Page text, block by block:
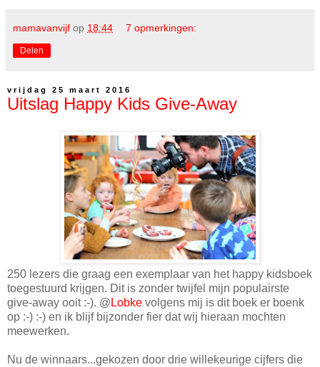
mamavanvijf op 18:44 7 opmerkingen:
Delen
vrijdag 25 maart 2016
Uitslag Happy Kids Give-Away
250 lezers die graag een exemplaar van het happy kidsboek
toegestuurd krijgen. Dit is zonder twijfel mijn populairste
give-away ooit :-). @ Lobke volgens mij is dit boek er boenk
op :-) :-) en ik blijf bijzonder fier dat wij hieraan mochten
meewerken.
Nu de winnaars...gekozen door drie willekeurige cijfers die